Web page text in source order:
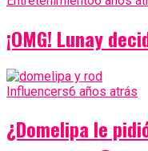
¡OMG! Lunay
Influencers6 años atrás
¿Domelipa le